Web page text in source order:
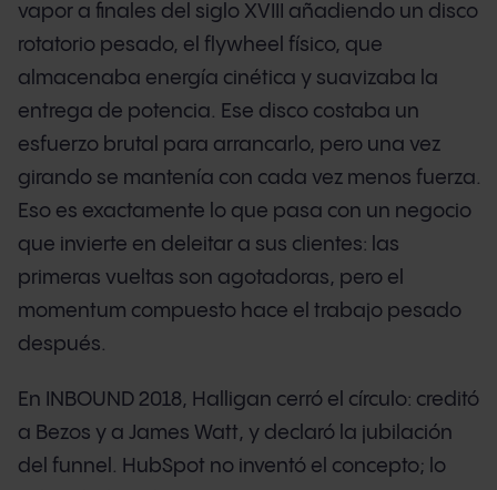
vapor a finales del siglo XVIII añadiendo un disco
rotatorio pesado, el flywheel físico, que
almacenaba energía cinética y suavizaba la
entrega de potencia. Ese disco costaba un
esfuerzo brutal para arrancarlo, pero una vez
girando se mantenía con cada vez menos fuerza.
Eso es exactamente lo que pasa con un negocio
que invierte en deleitar a sus clientes: las
primeras vueltas son agotadoras, pero el
momentum compuesto hace el trabajo pesado
después.
En INBOUND 2018, Halligan cerró el círculo: creditó
a Bezos y a James Watt, y declaró la jubilación
del funnel. HubSpot no inventó el concepto; lo